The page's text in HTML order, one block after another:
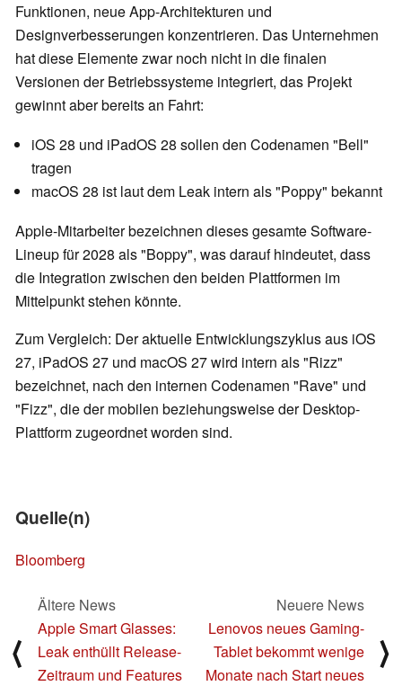
Funktionen, neue App-Architekturen und
Designverbesserungen konzentrieren. Das Unternehmen
hat diese Elemente zwar noch nicht in die finalen
Versionen der Betriebssysteme integriert, das Projekt
gewinnt aber bereits an Fahrt:
iOS 28 und iPadOS 28 sollen den Codenamen "Bell"
tragen
macOS 28 ist laut dem Leak intern als "Poppy" bekannt
Apple-Mitarbeiter bezeichnen dieses gesamte Software-
Lineup für 2028 als "Boppy", was darauf hindeutet, dass
die Integration zwischen den beiden Plattformen im
Mittelpunkt stehen könnte.
Zum Vergleich: Der aktuelle Entwicklungszyklus aus iOS
27, iPadOS 27 und macOS 27 wird intern als "Rizz"
bezeichnet, nach den internen Codenamen "Rave" und
"Fizz", die der mobilen beziehungsweise der Desktop-
Plattform zugeordnet worden sind.
Quelle(n)
Bloomberg
⟨
Ältere News
Apple Smart Glasses:
Leak enthüllt Release-
Zeitraum und Features
Neuere News
Lenovos neues Gaming-
Tablet bekommt wenige
Monate nach Start neues
⟩